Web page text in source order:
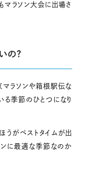
マラソン大会に出場さ
の？
マラソンや箱根駅伝な
る季節のひとつになり
うがベストタイムが出
ンに最適な季節なのか